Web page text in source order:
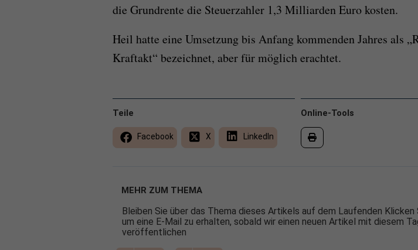
die Grundrente die Steuerzahler 1,3 Milliarden Euro kosten.
Heil hatte eine Umsetzung bis Anfang kommenden Jahres als
Kraftakt“ bezeichnet, aber für möglich erachtet.
Online-Tools
Teile
Facebook X LinkedIn
MEHR ZUM THEMA
Bleiben Sie über das Thema dieses Artikels auf dem Laufenden Klicken
um eine E-Mail zu erhalten, sobald wir einen neuen Artikel mit diesem
veröffentlichen